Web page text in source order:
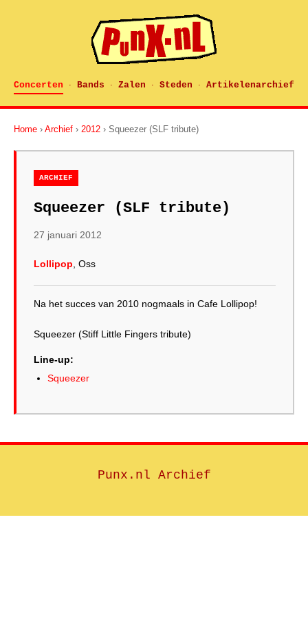
Concerten · Bands · Zalen · Steden · Artikelenarchief
Home › Archief › 2012 › Squeezer (SLF tribute)
ARCHIEF
Squeezer (SLF tribute)
27 januari 2012
Lollipop , Oss
Na het succes van 2010 nogmaals in Cafe Lollipop!
Squeezer (Stiff Little Fingers tribute)
Line-up:
Squeezer
Punx.nl Archief